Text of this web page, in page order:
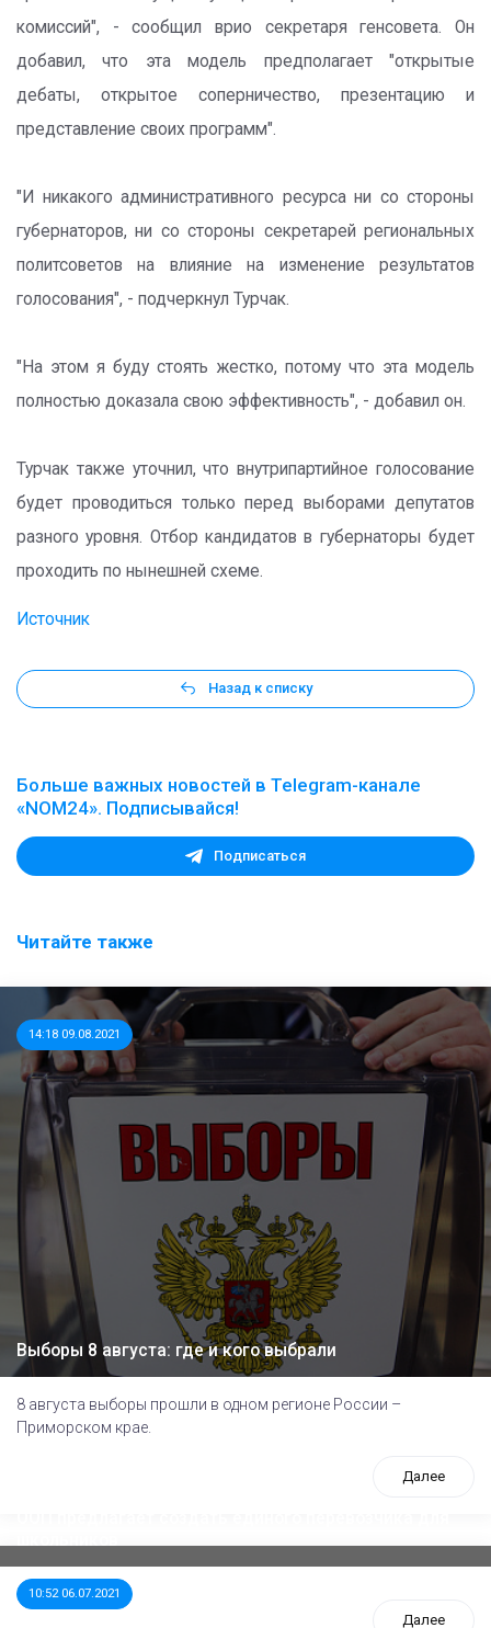
комиссий", - сообщил врио секретаря генсовета. Он
добавил, что эта модель предполагает "открытые
дебаты, открытое соперничество, презентацию и
представление своих программ".
"И никакого административного ресурса ни со стороны
губернаторов, ни со стороны секретарей региональных
политсоветов на влияние на изменение результатов
голосования", - подчеркнул Турчак.
"На этом я буду стоять жестко, потому что эта модель
полностью доказала свою эффективность", - добавил он.
Турчак также уточнил, что внутрипартийное голосование
будет проводиться только перед выборами депутатов
разного уровня. Отбор кандидатов в губернаторы будет
проходить по нынешней схеме.
Источник
Назад к списку
Больше важных новостей в Telegram-канале
«NOM24». Подписывайся!
Подписаться
Читайте также
14:18 09.08.2021
Выборы 8 августа: где и кого выбрали
8 августа выборы прошли в одном регионе России –
Приморском крае.
Далее
10:52 06.07.2021
Далее